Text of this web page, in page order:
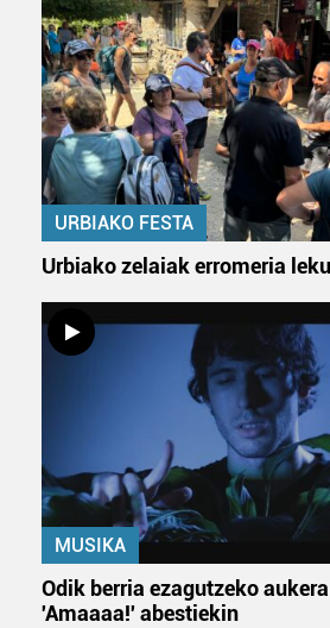
Webgune honek cookie propioak
fitxategiak erabiltzen ditu. Zure
zerbitzuak hobetzeko asmoz,
baliatzen gara. Ohar hau onartuz
erabiltzeko baimen esplizitua
irakurri
URBIAKO FESTA
Urbiako zelaiak erromeria leku
MUSIKA
Odik berria ezagutzeko
'Amaaaa!' abestiekin